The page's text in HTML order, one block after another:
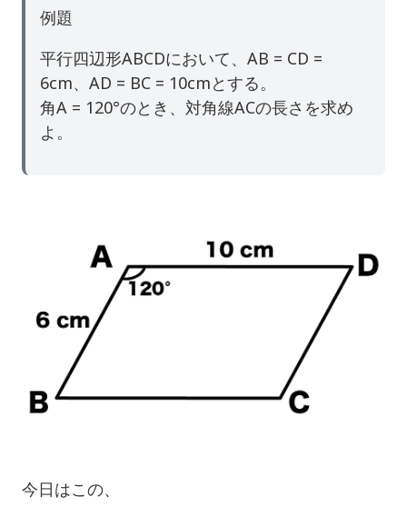
例題
平行四辺形ABCDにおいて、AB = CD =
6cm、AD = BC = 10cmとする。
角A = 120°のとき、対角線ACの長さを求め
よ。
今日はこの、